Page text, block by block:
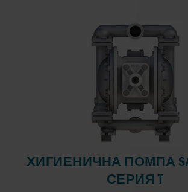
ХИГИЕНИЧНА ПОМПА
СЕРИЯ T